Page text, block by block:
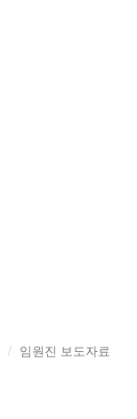
임원진 보도자료